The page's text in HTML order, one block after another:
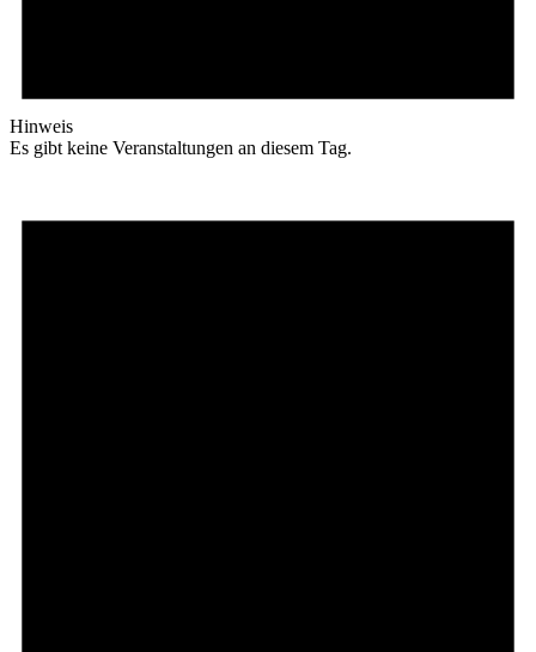
Hinweis
Es gibt keine Veranstaltungen an diesem Tag.